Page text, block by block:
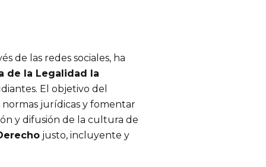
de las redes sociales, ha
de la Legalidad la
El objetivo del
jurídicas y fomentar
y difusión de la cultura de
justo, incluyente y